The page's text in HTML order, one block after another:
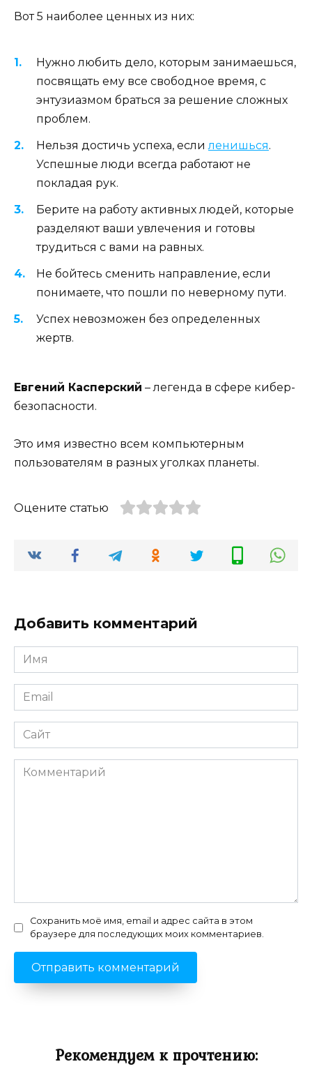
Вот 5 наиболее ценных из них:
Нужно любить дело, которым занимаешься,
посвящать ему все свободное время, с
энтузиазмом браться за решение сложных
проблем.
Нельзя достичь успеха, еслиленишься.
Успешные люди всегда работают не
покладая рук.
Берите на работу активных людей, которые
разделяют ваши увлечения и готовы
трудиться с вами на равных.
Не бойтесь сменить направление, если
понимаете, что пошли по неверному пути.
Успех невозможен без определенных
жертв.
Евгений Касперский – легенда в сфере кибер-
безопасности.
Это имя известно всем компьютерным
пользователям в разных уголках планеты.
Оцените статью
Добавить комментарий
Имя
*
Email
*
Сайт
Комментарий
Сохранить моё имя, email и адрес сайта в этом
браузере для последующих моих комментариев.
Рекомендуем к прочтению: